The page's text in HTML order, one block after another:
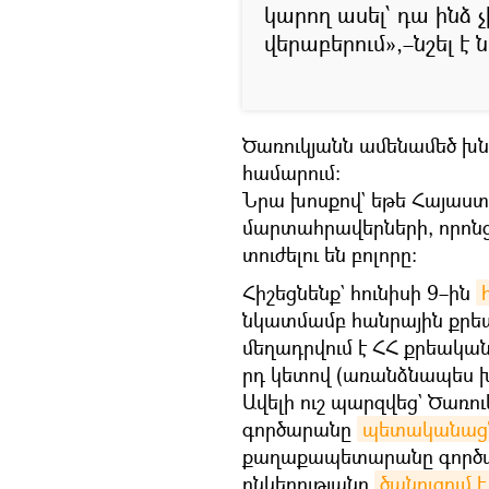
կարող ասել՝ դա ինձ
վերաբերում»,–նշել է
Ծառուկյանն ամենամեծ
համարում։
Նրա խոսքով` եթե
մարտահրավերների,
տուժելու են բոլորը։
Հիշեցնենք` հունիսի 9–ին
նկատմամբ հանրային
մեղադրվում է ՀՀ
րդ կետով (առանձնապես
Ավելի ուշ պարզվեց`
գործարանը
քաղաքապետարանը
ընկերությանը ծանուցում